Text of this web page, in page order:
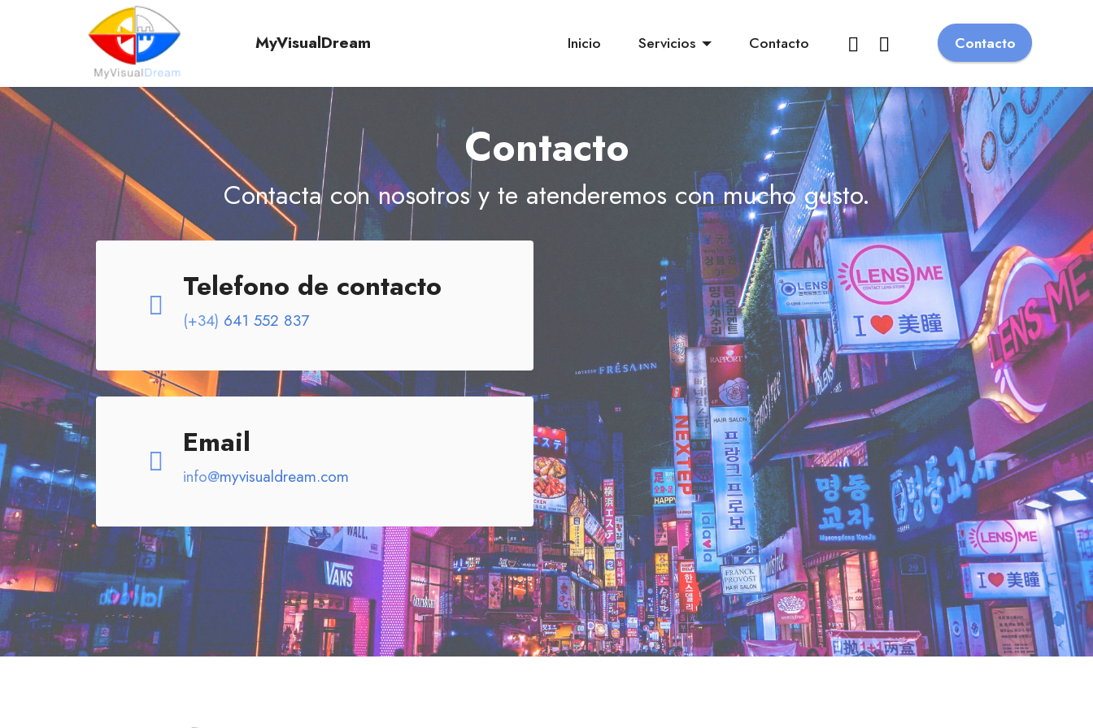
MyVisualDream Inicio Servicios Contacto Contacto
Contacto
Contacta con nosotros y te atenderemos con mucho gusto.
Telefono de contacto
(+34) 641 552 837
Email
info@myvisualdream.com